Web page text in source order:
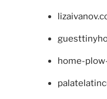
home-